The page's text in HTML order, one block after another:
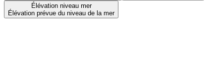
Élévation niveau mer
Élévation prévue du niveau de la mer